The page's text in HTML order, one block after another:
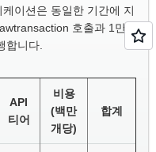
이션은 동일한 기간에 지
호출과 1만
합니다.
API
티어
비용
(백만
개당)
합계